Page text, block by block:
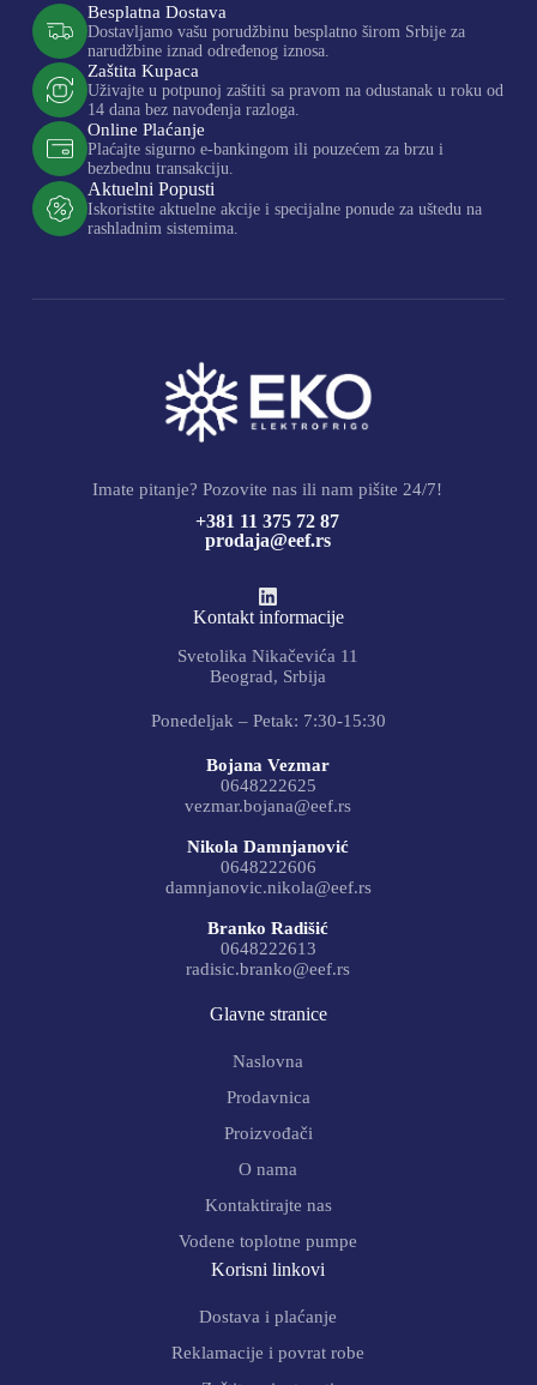
Besplatna Dostava
Dostavljamo vašu porudžbinu besplatno širom Srbije za
narudžbine iznad određenog iznosa.
Zaštita Kupaca
Uživajte u potpunoj zaštiti sa pravom na odustanak u roku od
14 dana bez navođenja razloga.
Online Plaćanje
Plaćajte sigurno e-bankingom ili pouzećem za brzu i
bezbednu transakciju.
Aktuelni Popusti
Iskoristite aktuelne akcije i specijalne ponude za uštedu na
rashladnim sistemima.
Imate pitanje? Pozovite nas ili nam pišite 24/7!
+381 11 375 72 87
prodaja@eef.rs
Kontakt informacije
Svetolika Nikačevića 11
Beograd, Srbija
Ponedeljak – Petak: 7:30-15:30
Bojana Vezmar
0648222625
vezmar.bojana@eef.rs
Nikola Damnjanović
0648222606
damnjanovic.nikola@eef.rs
Branko Radišić
0648222613
radisic.branko@eef.rs
Glavne stranice
Naslovna
Prodavnica
Proizvođači
O nama
Kontaktirajte nas
Vodene toplotne pumpe
Korisni linkovi
Dostava i plaćanje
Reklamacije i povrat robe